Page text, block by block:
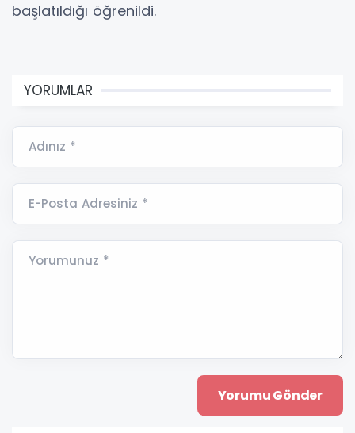
başlatıldığı öğrenildi.
YORUMLAR
Adınız *
E-Posta Adresiniz *
Yorumunuz *